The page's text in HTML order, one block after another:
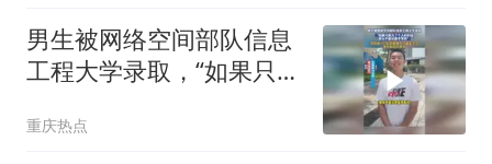
男生被网络空间部队信息
工程大学录取，“如果只是
议报考军校”
重庆热点